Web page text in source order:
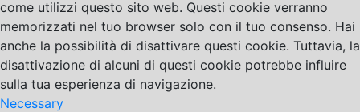
come utilizzi questo sito web. Questi cookie verranno
memorizzati nel tuo browser solo con il tuo consenso. Hai
anche la possibilità di disattivare questi cookie. Tuttavia, la
disattivazione di alcuni di questi cookie potrebbe influire
sulla tua esperienza di navigazione.
Necessary